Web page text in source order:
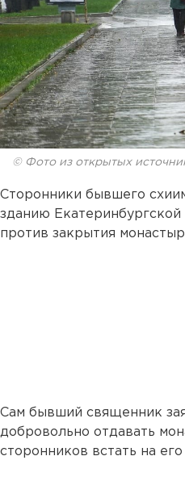
© Фото из открытых
Сторонники бывшего
зданию
против закрытия
Сам бывший священник
добровольно отдавать
сторонников встать на